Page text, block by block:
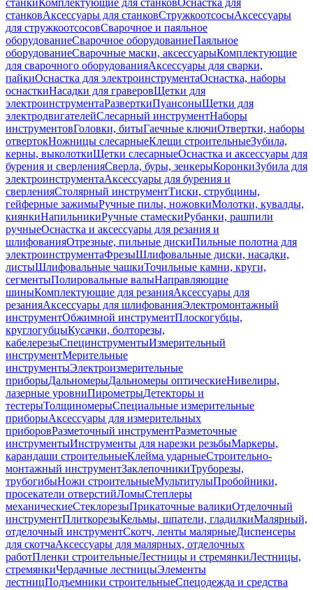
станкиКомплектующие для станковОснастка для
станковАксессуары для станковСтружкоотсосыАксессуары
для стружкоотсосовСварочное и паяльное
оборудованиеСварочное оборудованиеПаяльное
оборудованиеСварочные маски, аксессуарыКомплектующие
для сварочного оборудованияАксессуары для сварки,
пайкиОснастка для электроинструментаОснастка, наборы
оснасткиНасадки для граверовЩетки для
электроинструментаРазверткиПуансоныЩетки для
электродвигателейСлесарный инструментНаборы
инструментовГоловки, битыГаечные ключиОтвертки, наборы
отвертокНожницы слесарныеКлещи строительныеЗубила,
керны, выколоткиЩетки слесарныеОснастка и аксессуары для
бурения и сверленияСверла, буры, зенкерыКоронкиЗубила для
электроинструментаАксессуары для бурения и
сверленияСтолярный инструментТиски, струбцины,
гейферные зажимыРучные пилы, ножовкиМолотки, кувалды,
киянкиНапильникиРучные стамескиРубанки, рашпили
ручныеОснастка и аксессуары для резания и
шлифованияОтрезные, пильные дискиПильные полотна для
электроинструментаФрезыШлифовальные диски, насадки,
листыШлифовальные чашкиТочильные камни, круги,
сегментыПолировальные валыНаправляющие
шиныКомплектующие для резанияАксессуары для
резанияАксессуары для шлифованияЭлектромонтажный
инструментОбжимной инструментПлоскогубцы,
круглогубцыКусачки, болторезы,
кабелерезыСпецинструментыИзмерительный
инструментМерительные
инструментыЭлектроизмерительные
приборыДальномерыДальномеры оптическиеНивелиры,
лазерные уровниПирометрыДетекторы и
тестерыТолщиномерыСпециальные измерительные
приборыАксессуары для измерительных
приборовРазметочный инструментРазметочные
инструментыИнструменты для нарезки резьбыМаркеры,
карандаши строительныеКлейма ударныеСтроительно-
монтажный инструментЗаклепочникиТруборезы,
трубогибыНожи строительныеМультитулыПробойники,
просекатели отверстийЛомыСтеплеры
механическиеСтеклорезыПрикаточные валикиОтделочный
инструментПлиткорезыКельмы, шпатели, гладилкиМалярный,
отделочный инструментСкотч, ленты малярныеДиспенсеры
для скотчаАксессуары для малярных, отделочных
работПленки строительныеЛестницы и стремянкиЛестницы,
стремянкиЧердачные лестницыЭлементы
лестницПодъемники строительныеСпецодежда и средства